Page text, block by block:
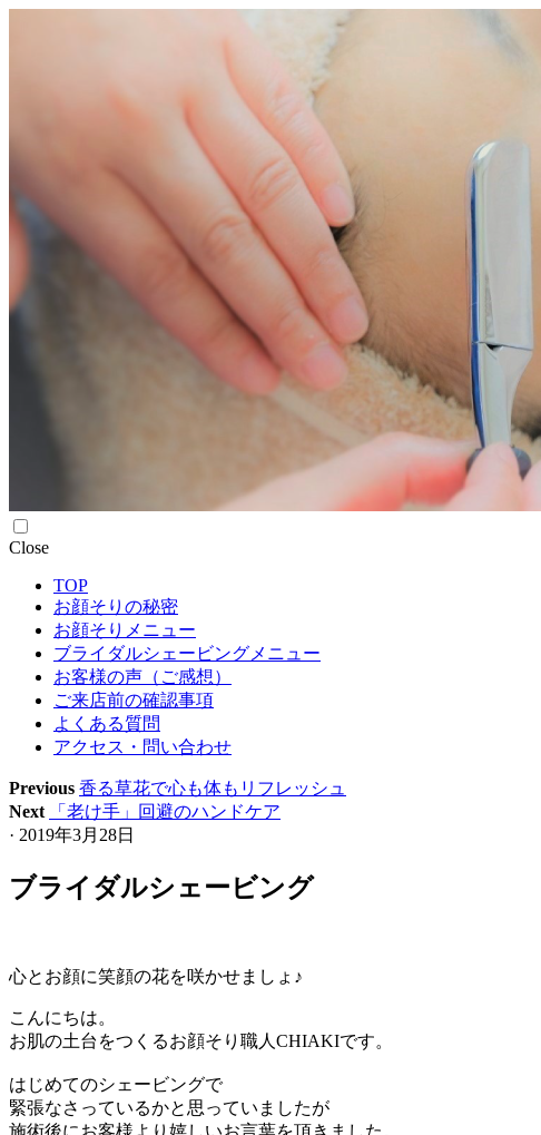
CloseSkip
content
TOP
お顔そりの秘密
お顔そりメニュー
ブライダルシェービングメニュー
お客様の声（ご感想）
ご来店前の確認事項
よくある質問
アクセス・問い合わせ
Previous 香る草花で心も体もリフレッシュ
Next
「老け手」回避のハンドケア
· 2019年3月28日
ブライダルシェービング
心とお顔に笑顔の花を咲かせましょ♪
こんにちは。
お肌の土台をつくるお顔そり職人CHIAKIです。
はじめてのシェービングで
緊張なさっているかと思っていましたが
施術後にお客様より嬉しいお言葉を頂きました。